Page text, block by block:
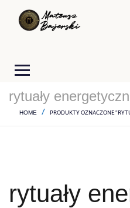
rytuały
HOME PRODUKTY OZNACZONE
rytuały